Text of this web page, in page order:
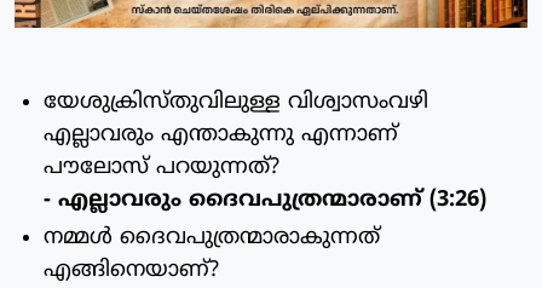
യേശുക്രിസ്തുവിലുള്ള വിശ്വാസംവഴി
എല്ലാവരും എന്താകുന്നു എന്നാണ്
പൗലോസ് പറയുന്നത്?
- എല്ലാവരും ദൈവപുത്രന്മാരാണ് (3:26)
നമ്മള്‍ ദൈവപുത്രന്മാരാകുന്നത്
എങ്ങിനെയാണ്?